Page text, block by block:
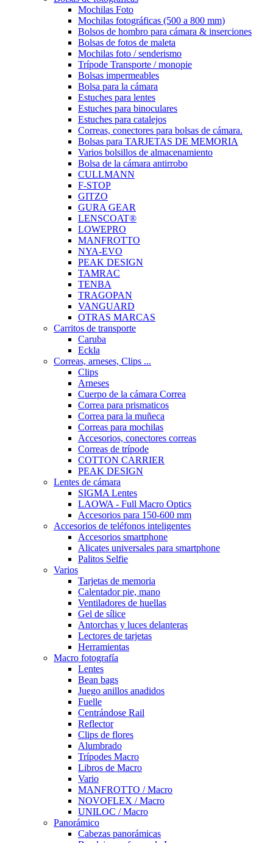
Mochilas Foto
Mochilas fotográficas (500 a 800 mm)
Bolsos de hombro para cámara & inserciones
Bolsas de fotos de maleta
Mochilas foto / senderismo
Trípode Transporte / monopie
Bolsas impermeables
Bolsa para la cámara
Estuches para lentes
Estuches para binoculares
Estuches para catalejos
Correas, conectores para bolsas de cámara.
Bolsas para TARJETAS DE MEMORIA
Varios bolsillos de almacenamiento
Bolsa de la cámara antirrobo
CULLMANN
F-STOP
GITZO
GURA GEAR
LENSCOAT®
LOWEPRO
MANFROTTO
NYA-EVO
PEAK DESIGN
TAMRAC
TENBA
TRAGOPAN
VANGUARD
OTRAS MARCAS
Carritos de transporte
Caruba
Eckla
Correas, arneses, Clips ...
Clips
Arneses
Cuerpo de la cámara Correa
Correa para prismaticos
Correa para la muñeca
Correas para mochilas
Accesorios, conectores correas
Correas de trípode
COTTON CARRIER
PEAK DESIGN
Lentes de cámara
SIGMA Lentes
LAOWA - Full Macro Optics
Accesorios para 150-600 mm
Accesorios de teléfonos inteligentes
Accesorios smartphone
Alicates universales para smartphone
Palitos Selfie
Varios
Tarjetas de memoria
Calentador pie, mano
Ventiladores de huellas
Gel de sílice
Antorchas y luces delanteras
Lectores de tarjetas
Herramientas
Macro fotografía
Lentes
Bean bags
Juego anillos anadidos
Fuelle
Centrándose Rail
Reflector
Clips de flores
Alumbrado
Trípodes Macro
Libros de Macro
Vario
MANFROTTO / Macro
NOVOFLEX / Macro
UNILOC / Macro
Panorámico
Cabezas panorámicas